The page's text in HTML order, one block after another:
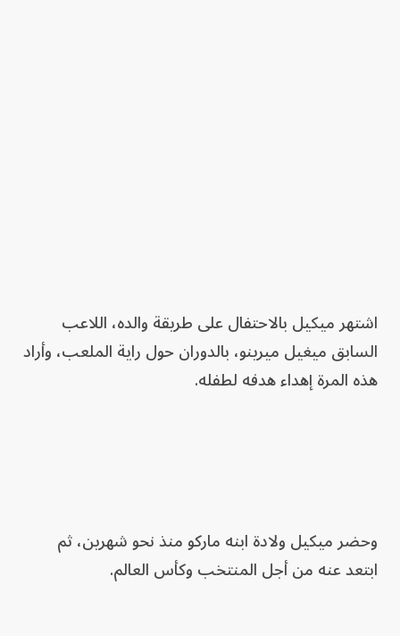
اشتهر ميكيل بالاحتفال على طريقة والده، اللاعب
السابق ميغيل ميرينو، بالدوران حول راية الملعب، وأراد
هذه المرة إهداء هدفه لطفله.
وحضر ميكيل ولادة ابنه ماركو منذ نحو شهرين، ثم
ابتعد عنه من أجل المنتخب وكأس العالم.